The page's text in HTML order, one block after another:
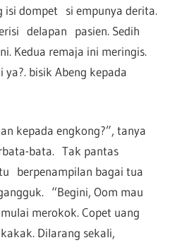
isi dompet si empunya derita.
delapan pasien. Sedih
Kedua remaja ini meringis.
bisik Abeng kepada
kepada engkong?”, tanya
bata. Tak pantas
berpenampilan bagai tua
“Begini, Oom mau
merokok. Copet uang
Dilarang sekali,